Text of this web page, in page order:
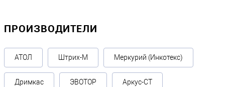
ПРОИЗВОДИТЕЛИ
АТОЛ Штрих-М Меркурий (Инкотекс)
Дримкас ЭВОТОР Аркус-СТ